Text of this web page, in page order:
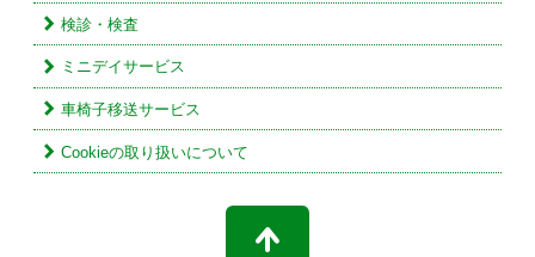
検診・検査
ミニデイサービス
車椅子移送サービス
Cookieの取り扱いについて